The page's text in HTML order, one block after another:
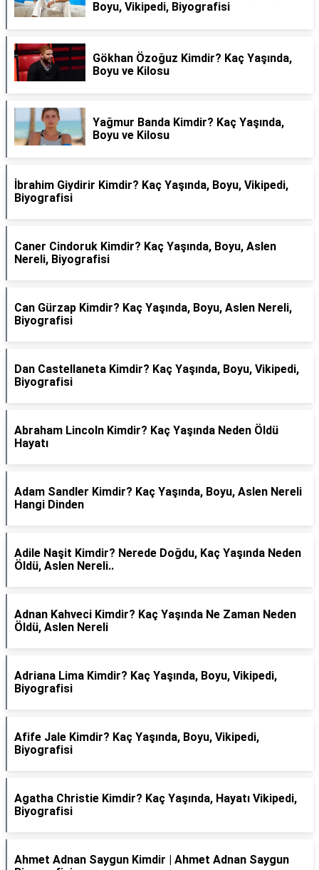
Boyu, Vikipedi, Biyografisi
Gökhan Özoğuz Kimdir? Kaç Yaşında,
Boyu ve Kilosu
Yağmur Banda Kimdir? Kaç Yaşında,
Boyu ve Kilosu
İbrahim Giydirir Kimdir? Kaç Yaşında, Boyu, Vikipedi,
Biyografisi
Caner Cindoruk Kimdir? Kaç Yaşında, Boyu, Aslen
Nereli, Biyografisi
Can Gürzap Kimdir? Kaç Yaşında, Boyu, Aslen Nereli,
Biyografisi
Dan Castellaneta Kimdir? Kaç Yaşında, Boyu, Vikipedi,
Biyografisi
Abraham Lincoln Kimdir? Kaç Yaşında Neden Öldü
Hayatı
Adam Sandler Kimdir? Kaç Yaşında, Boyu, Aslen Nereli
Hangi Dinden
Adile Naşit Kimdir? Nerede Doğdu, Kaç Yaşında Neden
Öldü, Aslen Nereli..
Adnan Kahveci Kimdir? Kaç Yaşında Ne Zaman Neden
Öldü, Aslen Nereli
Adriana Lima Kimdir? Kaç Yaşında, Boyu, Vikipedi,
Biyografisi
Afife Jale Kimdir? Kaç Yaşında, Boyu, Vikipedi,
Biyografisi
Agatha Christie Kimdir? Kaç Yaşında, Hayatı Vikipedi,
Biyografisi
Ahmet Adnan Saygun Kimdir | Ahmet Adnan Saygun